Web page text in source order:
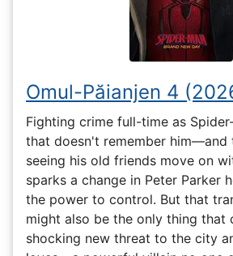
Omul-Păianjen 4
Fighting crime full-time as
that doesn't remember him—and
seeing his old friends move on
sparks a change in Peter Parker
the power to control. But that
might also be the only thing that
shocking new threat to the city